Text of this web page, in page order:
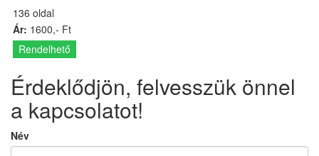
136 oldal
Ár: 1600,- Ft
Rendelhető
Érdeklődjön, felvesszük önnel
a kapcsolatot!
Név